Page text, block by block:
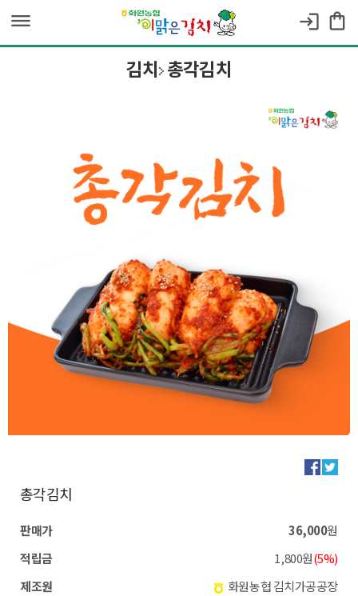
dehaze login shopping_bag
김치 총각김치
총각김치
판매가 36,000원
적립금
1,800원(5%)
제조원
화원농협 김치가공공장